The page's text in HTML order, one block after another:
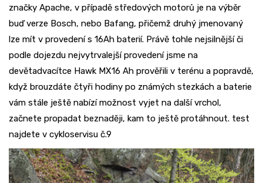
značky Apache, v případě středových motorů je na výběr
buď verze Bosch, nebo Bafang, přičemž druhý jmenovaný
lze mít v provedení s 16Ah baterií. Právě tohle nejsilnější či
podle dojezdu nejvytrvalejší provedení jsme na
devětadvacítce Hawk MX16 Ah prověřili v terénu a popravdě,
když brouzdáte čtyři hodiny po známých stezkách a baterie
vám stále ještě nabízí možnost vyjet na další vrchol,
začnete propadat beznaději, kam to ještě protáhnout. test
najdete v cykloservisu č.9